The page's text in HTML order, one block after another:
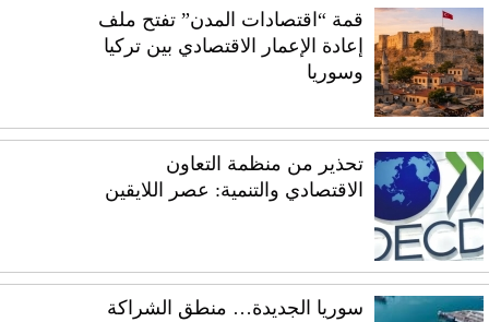
قمة “اقتصادات المدن” تفتح ملف
إعادة الإعمار الاقتصادي بين تركيا
وسوريا
تحذير من منظمة التعاون
الاقتصادي والتنمية: عصر اللايقين
سوريا الجديدة… منطق الشراكة